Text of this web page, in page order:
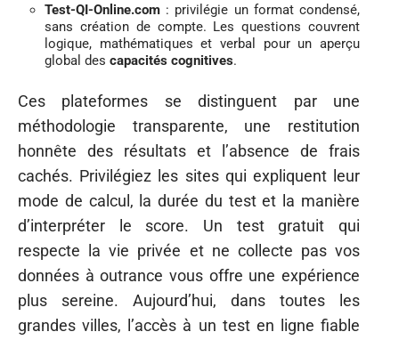
Test-QI-Online.com : privilégie un format condensé,
sans création de compte. Les questions couvrent
logique, mathématiques et verbal pour un aperçu
global des capacités cognitives.
Ces plateformes se distinguent par une
méthodologie transparente, une restitution
honnête des résultats et l’absence de frais
cachés. Privilégiez les sites qui expliquent leur
mode de calcul, la durée du test et la manière
d’interpréter le score. Un test gratuit qui
respecte la vie privée et ne collecte pas vos
données à outrance vous offre une expérience
plus sereine. Aujourd’hui, dans toutes les
grandes villes, l’accès à un test en ligne fiable